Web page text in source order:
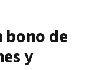
de
y